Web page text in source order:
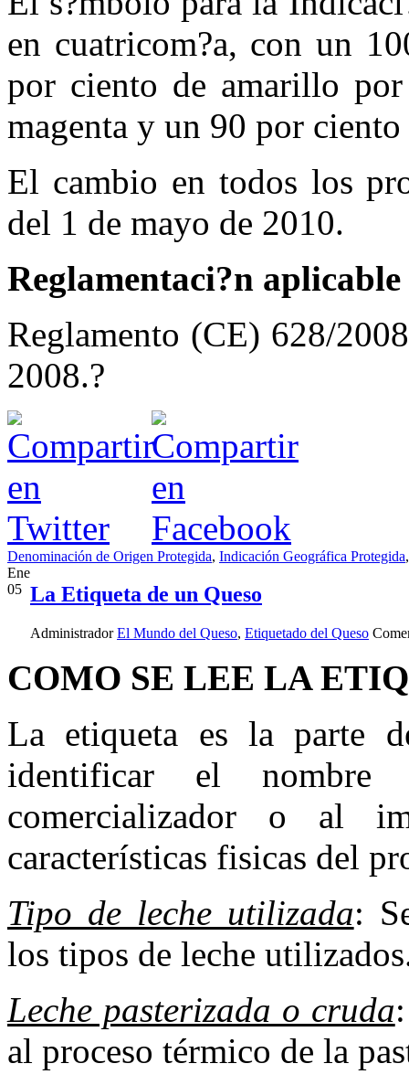
en cuatricom?a, con un
por ciento de amarillo
magenta y un 90 por
El cambio en todos los
del 1 de mayo de 2010.
Reglamentaci?n aplicable
Reglamento (CE) 628/
2008.?
Denominación de Origen Protegida, Indicación Geográfica Protegida
Ene
05 La Etiqueta de un Queso
Administrador El Mundo del Queso, Etiquetado del Queso
COMO SE LEE LA
La etiqueta es la parte
identificar el nombre
comercializador o al
características fisicas del
Tipo de leche utilizada:
los tipos de leche
Leche pasterizada o cruda
al proceso térmico de la